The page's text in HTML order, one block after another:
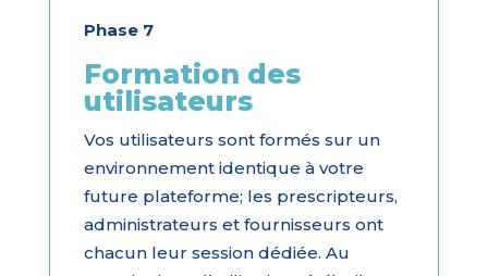
Phase 7
Formation des
utilisateurs
Vos utilisateurs sont formés sur un
environnement identique à votre
future plateforme; les prescripteurs,
administrateurs et fournisseurs ont
chacun leur session dédiée. Au